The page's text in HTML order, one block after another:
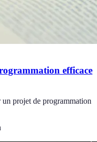
efficace
projet de programmation